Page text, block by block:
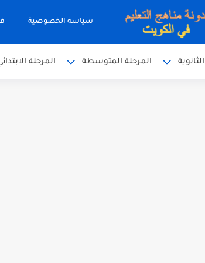
سياسة الخصوصية
المرحلة المتوسطة المرحلة